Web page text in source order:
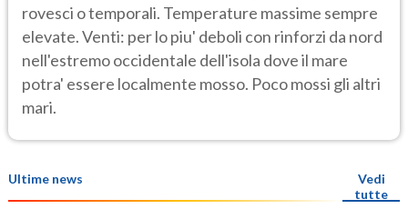
rovesci o temporali. Temperature massime sempre
elevate. Venti: per lo piu' deboli con rinforzi da nord
nell'estremo occidentale dell'isola dove il mare
potra' essere localmente mosso. Poco mossi gli altri
mari.
Ultime news
Vedi
tutte